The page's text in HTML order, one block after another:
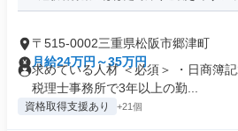
〒515-0002三重県松阪市郷津町
月給24万円～35万円
求めている人材 ＜必須＞ ・日商簿
税理士事務所で3年以上の勤...
資格取得支援あり +21個